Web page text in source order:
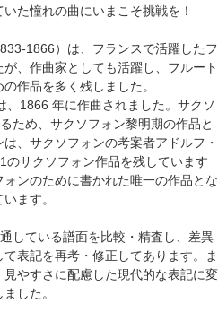
た憧れの曲にいまこそ挑戦を！
1866）は、フランスで活躍したフ
、作曲家としても活躍し、フルート
作品を多く残しました。
1866 年に作曲されました。サクソ
ため、サクソフォン黎明期の作品と
、サクソフォンの考案者アドルフ・
のサクソフォン作品を残しています
ンのために書かれた唯一の作品とな
います。
している譜面を比較・精査し、差異
表記を再考・修正してあります。ま
やすさに配慮した現代的な表記に変
した。